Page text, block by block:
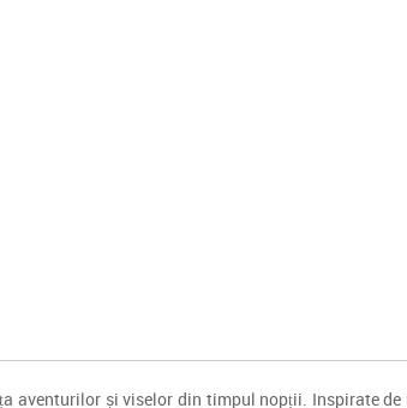
aventurilor și viselor din timpul nopții. Inspirate